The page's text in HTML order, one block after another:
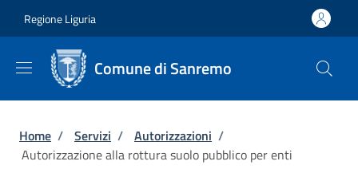
Regione Liguria
Comune di Sanremo
Briciole di pane
Home / Servizi / Autorizzazioni /
Autorizzazione alla rottura suolo pubblico per enti